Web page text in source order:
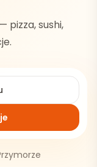
pizza, sushi,